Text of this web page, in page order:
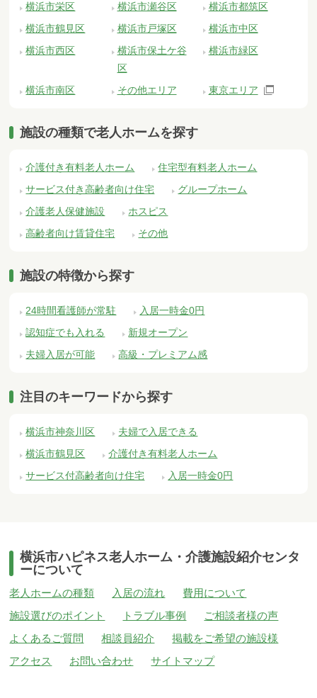
横浜市栄区
横浜市瀬谷区
横浜市都筑区
横浜市鶴見区
横浜市戸塚区
横浜市中区
横浜市西区
横浜市保土ケ谷
区
横浜市緑区
横浜市南区 その他エリア 東京エリア
施設の種類で老人ホームを探す
介護付き有料老人ホーム
住宅型有料老人ホーム
サービス付き高齢者向け住宅
グループホーム
介護老人保健施設
ホスピス
高齢者向け賃貸住宅
その他
施設の特徴から探す
24時間看護師が常駐
入居一時金0円
認知症でも入れる
新規オープン
夫婦入居が可能
高級・プレミアム感
注目のキーワードから探す
横浜市神奈川区
夫婦で入居できる
横浜市鶴見区
介護付き有料老人ホーム
サービス付高齢者向け住宅
入居一時金0円
横浜市ハピネス老人ホーム・介護施設紹介センタ
ーについて
老人ホームの種類 入居の流れ
費用について
施設選びのポイント
トラブル事例
ご相談者様の声
よくあるご質問
相談員紹介
掲載をご希望の施設様
アクセス
お問い合わせ サイトマップ